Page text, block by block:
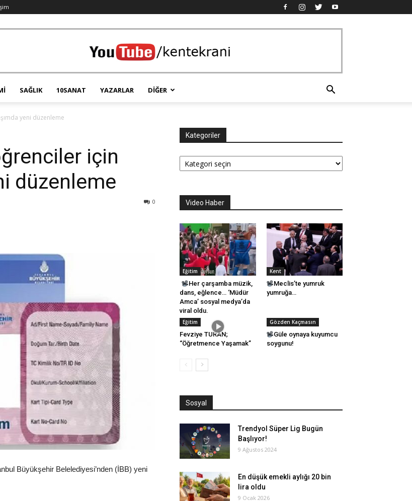
SAĞLIK 10SANAT YAZARLAR DIĞER
yeni düzenleme
için
düzenleme
0
Büyükşehir Belelediyesi’nden (İBB) yeni
Kategoriler
Kategoriler
Video Haber
Eğitim
Her çarşamba müzik,
dans, eğlence… ‘Müdür
Amca’ sosyal medya’da
viral oldu.
Kent
Meclis’te yumruk
yumruğa…
Eğitim
Fevziye TURAN;
“Öğretmence Yaşamak”
Gözden Kaçmasın
Güle oynaya kuyumcu
soygunu!
Sosyal
Trendyol Süper Lig Bugün
Başlıyor!
9 Ağustos 2024
En düşük emekli aylığı 20 bin
lira oldu
9 Ocak 2026